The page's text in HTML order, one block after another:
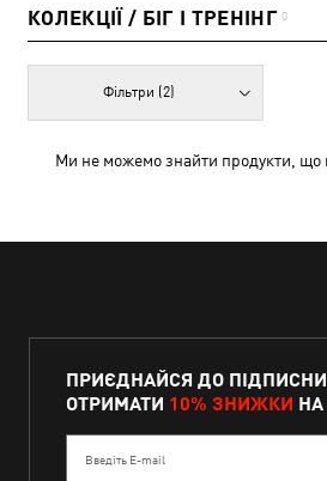
КОЛЕКЦІЇ / БІГ І ТРЕНІНГ 0
Фільтри (2)
Ми не можемо знайти продукти, що
ПРИЄДНАЙСЯ ДО
ОТРИМАТИ 10% ЗНИЖКИ
Введіть E-mail